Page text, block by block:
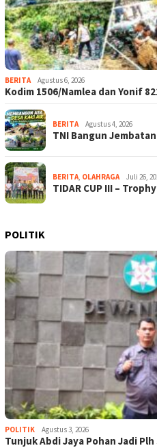
BERITA Agustus 6, 2026
Kodim 1506/Namlea dan Yonif
BERITA Agustus 4, 2026
TNI Bangun
BERITA, OLAHRAGA Juli 26,
TIDAR CUP III –
POLITIK
POLITIK Agustus 3, 2026
Tunjuk Abdi Jaya Pohan Jadi